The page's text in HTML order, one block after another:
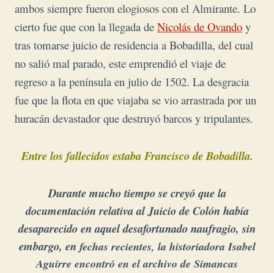
ambos siempre fueron elogiosos con el Almirante. Lo
cierto fue que con la llegada de Nicolás de Ovando y
tras tomarse juicio de residencia a Bobadilla, del cual
no salió mal parado, este emprendió el viaje de
regreso a la península en julio de 1502. La desgracia
fue que la flota en que viajaba se vio arrastrada por un
huracán devastador que destruyó barcos y tripulantes.
Entre los fallecidos estaba Francisco de Bobadilla.
Durante mucho tiempo se creyó que la
documentación relativa al Juicio de Colón había
desaparecido en aquel desafortunado naufragio, sin
embargo, en fechas recientes, la historiadora Isabel
Aguirre encontró en el archivo de Simancas